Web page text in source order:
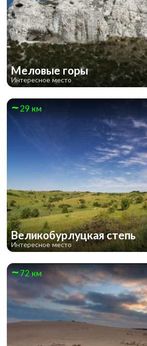
Меловые горы
Интересное место
29 км
Великобурлуцкая степь
Интересное место
72 км